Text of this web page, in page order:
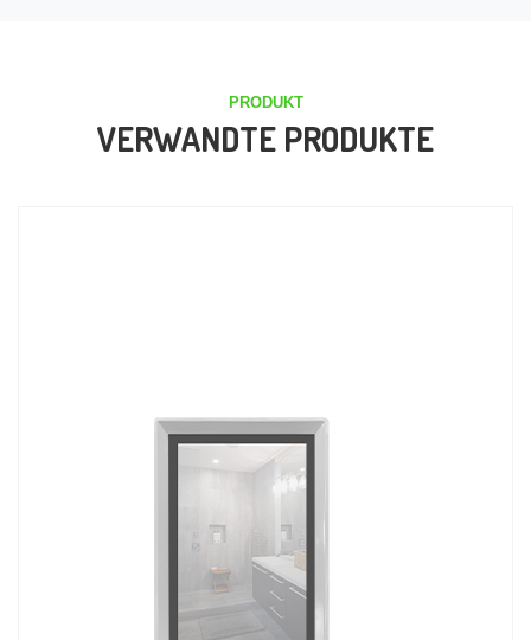
PRODUKT
VERWANDTE PRODUKTE